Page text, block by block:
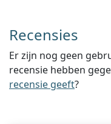
Recensies
Er zijn nog geen
recensie hebben
recensie geeft?